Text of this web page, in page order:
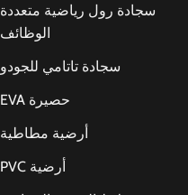
سجادة رول رياضية متعددة
الوظائف
سجادة تاتامي للجودو
حصيرة EVA
أرضية مطاطية
أرضية PVC